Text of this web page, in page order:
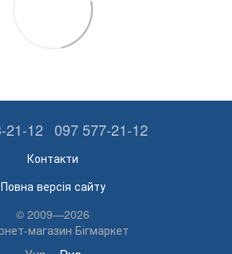
21-12 097 577-21-12
Контакти
Повна версія сайту
© 2009—2026
магазин Бігмаркет